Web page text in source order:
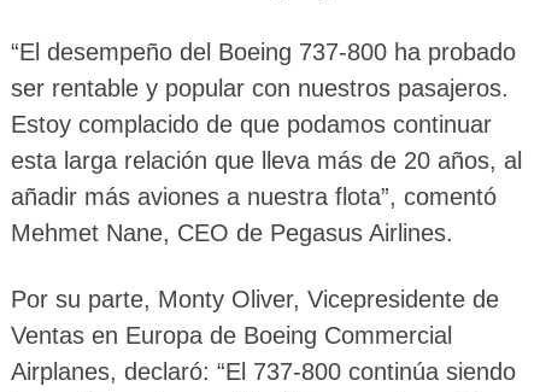
“El desempeño del Boeing 737-800 ha probado
ser rentable y popular con nuestros pasajeros.
Estoy complacido de que podamos continuar
esta larga relación que lleva más de 20 años, al
añadir más aviones a nuestra flota”, comentó
Mehmet Nane, CEO de Pegasus Airlines.
Por su parte, Monty Oliver, Vicepresidente de
Ventas en Europa de Boeing Commercial
Airplanes, declaró: “El 737-800 continúa siendo